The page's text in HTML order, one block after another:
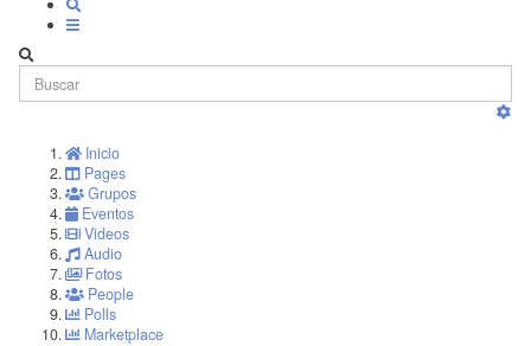
Inicio
Pages
Grupos
Eventos
Videos
Audio
Fotos
People
Polls
Marketplace